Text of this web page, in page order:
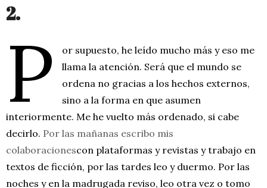
2.
P
or supuesto, he leído mucho más y eso me
llama la atención. Será que el mundo se
ordena no gracias a los hechos externos,
sino a la forma en que asumen
interiormente. Me he vuelto más ordenado, si cabe
decirlo. Por las mañanas escribo mis
colaboracionescon plataformas y revistas y trabajo en
textos de ficción, por las tardes leo y duermo. Por las
noches y en la madrugada reviso, leo otra vez o tomo